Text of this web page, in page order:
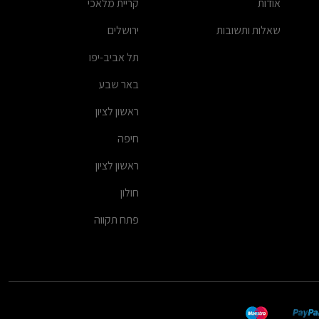
אודות
שאלות ותשובות
קריית מלאכי
ירושלים
תל אביב-יפו
באר שבע
ראשון לציון
חיפה
ראשון לציון
חולון
פתח תקווה